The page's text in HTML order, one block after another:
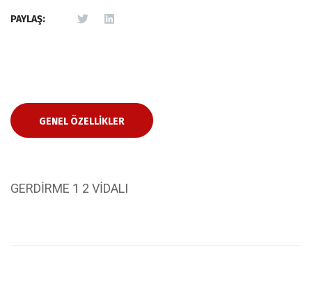
PAYLAŞ:
GENEL ÖZELLIKLER
GERDİRME 1 2 VİDALI